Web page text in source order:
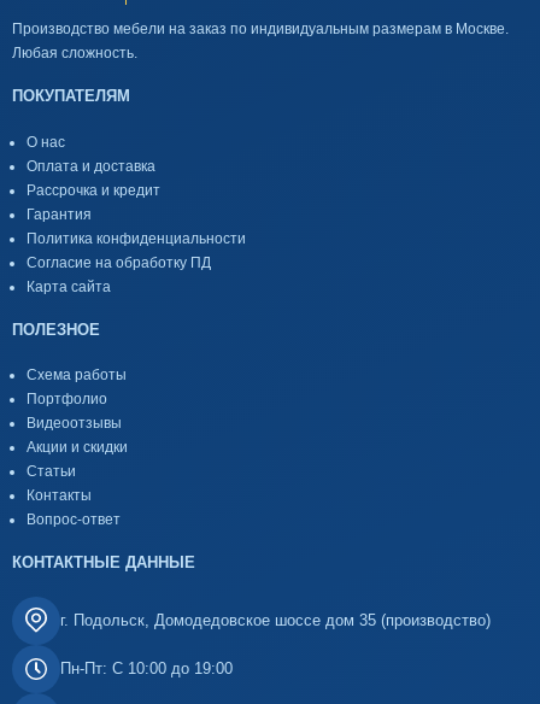
Производство мебели на заказ по индивидуальным размерам в Москве.
Любая сложность.
ПОКУПАТЕЛЯМ
О нас
Оплата и доставка
Рассрочка и кредит
Гарантия
Политика конфиденциальности
Согласие на обработку ПД
Карта сайта
ПОЛЕЗНОЕ
Схема работы
Портфолио
Видеоотзывы
Акции и скидки
Статьи
Контакты
Вопрос-ответ
КОНТАКТНЫЕ ДАННЫЕ
г. Подольск, Домодедовское шоссе дом 35 (производство)
Пн-Пт: С 10:00 до 19:00